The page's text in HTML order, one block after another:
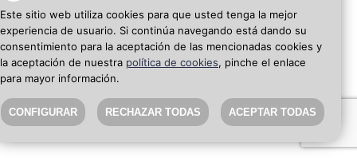
Este sitio web utiliza cookies para que usted tenga la mejor
experiencia de usuario. Si continúa navegando está dando su
consentimiento para la aceptación de las mencionadas cookies y
la aceptación de nuestra política de cookies, pinche el enlace
para mayor información.
CONFIGURAR RECHAZAR TODAS ACEPTAR TODAS
SEO Blog ·Aviso Legal·Política de privacidad